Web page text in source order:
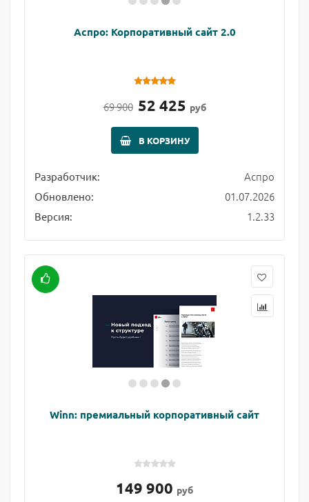
Аспро: Корпоративный сайт 2.0
69 900 52 425 руб
В КОРЗИНУ
Разработчик: Аспро
Обновлено: 01.07.2026
Версия: 1.2.33
Winn: премиальный корпоративный сайт
149 900 руб